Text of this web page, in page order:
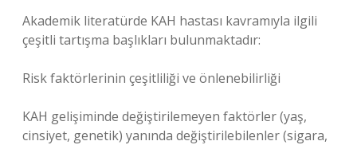
Akademik literatürde KAH hastası kavramıyla ilgili
çeşitli tartışma başlıkları bulunmaktadır:
Risk faktörlerinin çeşitliliği ve önlenebilirliği
KAH gelişiminde değiştirilemeyen faktörler (yaş,
cinsiyet, genetik) yanında değiştirilebilenler (sigara,